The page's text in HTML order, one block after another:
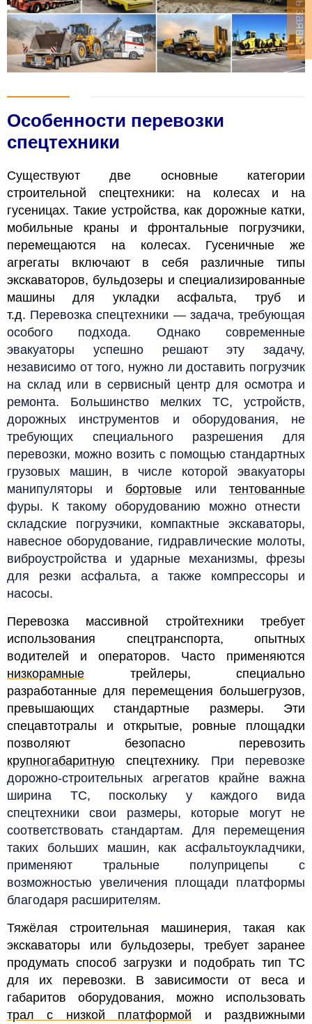
Особенности перевозки
спецтехники
Существуют две основные категории
строительной спецтехники: на колесах и на
гусеницах. Такие устройства, как дорожные катки,
мобильные краны и фронтальные погрузчики,
перемещаются на колесах. Гусеничные же
агрегаты включают в себя различные типы
экскаваторов, бульдозеры и специализированные
машины для укладки асфальта, труб и
т.д. Перевозка спецтехники — задача, требующая
особого подхода. Однако современные
эвакуаторы успешно решают эту задачу,
независимо от того, нужно ли доставить погрузчик
на склад или в сервисный центр для осмотра и
ремонта. Большинство мелких ТС, устройств,
дорожных инструментов и оборудования, не
требующих специального разрешения для
перевозки, можно возить с помощью стандартных
грузовых машин, в числе которой эвакуаторы
манипуляторы и бортовые или тентованные
фуры. К такому оборудованию можно отнести
складские погрузчики, компактные экскаваторы,
навесное оборудование, гидравлические молоты,
виброустройства и ударные механизмы, фрезы
для резки асфальта, а также компрессоры и
насосы.
Перевозка массивной стройтехники требует
использования спецтранспорта, опытных
водителей и операторов. Часто применяются
низкорамные трейлеры, специально
разработанные для перемещения большегрузов,
превышающих стандартные размеры. Эти
спецавтотралы и открытые, ровные площадки
позволяют безопасно перевозить
крупногабаритную спецтехнику. При перевозке
дорожно-строительных агрегатов крайне важна
ширина ТС, поскольку у каждого вида
спецтехники свои размеры, которые могут не
соответствовать стандартам. Для перемещения
таких больших машин, как асфальтоукладчики,
применяют тральные полуприцепы с
возможностью увеличения площади платформы
благодаря расширителям.
Тяжёлая строительная машинерия, такая как
экскаваторы или бульдозеры, требует заранее
продумать способ загрузки и подобрать тип ТС
для их перевозки. В зависимости от веса и
габаритов оборудования, можно использовать
трал с низкой платформой и раздвижными